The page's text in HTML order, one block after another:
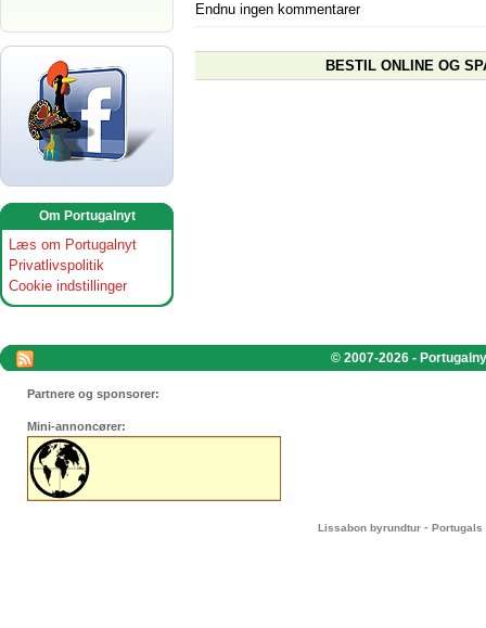
Om Portugalnyt
Læs om Portugalnyt
Privatlivspolitik
Cookie indstillinger
Endnu ingen kommentarer
BESTIL ONLINE OG
© 2007-2026 -
Partnere og sponsorer:
Mini-annoncører:
Lissabon byrundtur - Portugals